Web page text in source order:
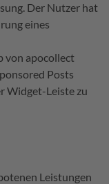
Der Nutzer hat
eines
von apocollect
Posts
Widget-Leiste zu
Leistungen